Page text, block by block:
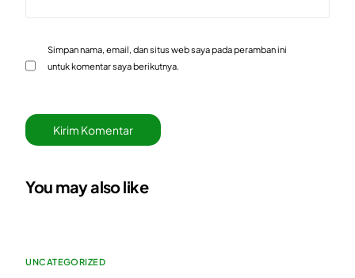
Simpan nama, email, dan situs web saya pada peramban ini
untuk komentar saya berikutnya.
You may also like
UNCATEGORIZED